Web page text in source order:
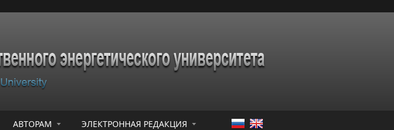
АВТОРАМ ЭЛЕКТРОННАЯ РЕДАКЦИЯ